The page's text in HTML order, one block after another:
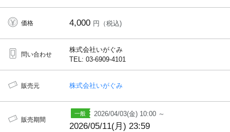
価格 4,000 円（税込)
問い合わせ
株式会社いがぐみ
TEL: 03-6909-4101
販売元 株式会社いがぐみ
販売期間
2026/04/03(金) 10:00 ～
2026/05/11(月) 23:59